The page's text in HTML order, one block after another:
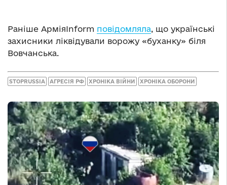
Раніше АрміяInform повідомляла, що українські
захисники ліквідували ворожу «буханку» біля
Вовчанська.
STOPRUSSIA АГРЕСІЯ РФ ХРОНІКА ВІЙНИ ХРОНІКА ОБОРОНИ